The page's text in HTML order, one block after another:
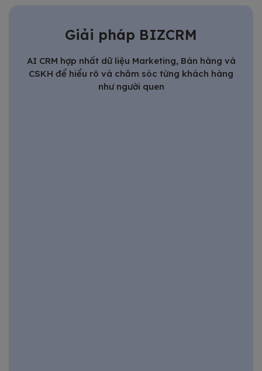
Giải pháp BIZCRM
AI CRM hợp nhất dữ liệu Marketing, Bán hàng và
CSKH để hiểu rõ và chăm sóc từng khách hàng
như người quen